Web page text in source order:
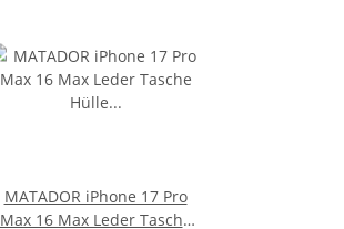
MATADOR iPhone 17 Pro
Max 16 Max Leder Tasche